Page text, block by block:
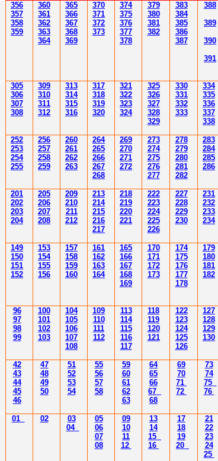
356
357
358
359
360
361
362
363
364
365
366
367
368
369
370
371
372
373
374
375
376
377
378
379
380
381
382
383
384
385
386
387
388
389
390
391
305
306
307
308
309
310
311
312
313
314
315
316
317
318
319
320
321
322
323
324
325
326
327
328
329
330
331
332
333
334
335
336
337
338
252
253
254
255
256
257
258
259
260
261
262
263
264
265
266
267
268
269
270
271
272
273
274
275
276
277
278
279
280
281
282
283
284
285
286
201
202
203
204
205
206
207
208
209
210
211
212
213
214
215
216
217
218
219
220
221
222
223
224
225
226
227
228
229
230
231
232
233
234
149
150
151
152
153
154
155
156
157
158
159
160
161
162
163
164
165
166
167
168
169
170
171
172
173
174
175
176
177
178
179
180
181
182
96
97
98
99
100
101
102
103
104
105
106
107
108
109
110
111
112
113
114
115
116
117
118
119
120
121
122
123
124
125
126
127
128
129
130
42
43
44
45
46
47
48
49
50
51
52
53
54
55
56
57
58
59
60
61
62
63
64
65
66
67
68
69
70
71
72
73
74
75
76
01 02
03
04
05
06
07
08
09
10
11
12
13
14
15
16
17
18
19
20
21
22
23
24
25